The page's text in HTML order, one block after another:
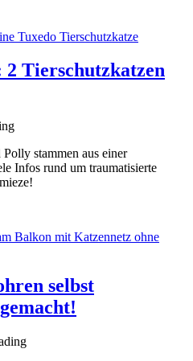
Tierschutzkatzen
stammen aus einer
Infos rund um traumatisierte
selbst